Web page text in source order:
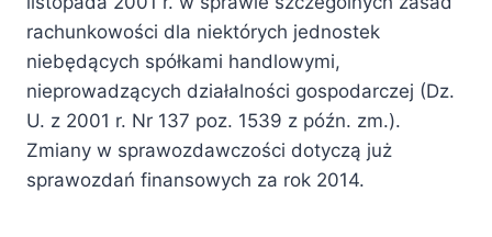
rachunkowości dla niektórych jednostek
niebędących spółkami handlowymi,
nieprowadzących działalności gospodarczej (Dz.
U. z 2001 r. Nr 137 poz. 1539 z późn. zm.).
Zmiany w sprawozdawczości dotyczą już
sprawozdań finansowych za rok 2014.